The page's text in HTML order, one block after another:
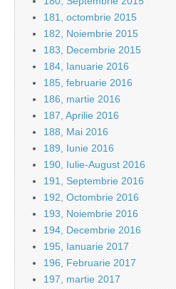
181, octombrie 2015
182, Noiembrie 2015
183, Decembrie 2015
184, Ianuarie 2016
185, februarie 2016
186, martie 2016
187, Aprilie 2016
188, Mai 2016
189, Iunie 2016
190, Iulie-August 2016
191, Septembrie 2016
192, Octombrie 2016
193, Noiembrie 2016
194, Decembrie 2016
195, Ianuarie 2017
196, Februarie 2017
197, martie 2017